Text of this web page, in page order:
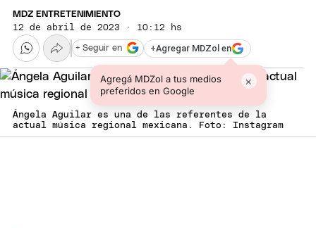
MDZ ENTRETENIMIENTO
12 de abril de 2023 · 10:12 hs
+Agregar MDZol en
Agregá MDZol a tus medios
preferidos en Google
×
+ Seguir en
Ángela Aguilar es una de las referentes de la
actual música regional mexicana. Foto: Instagram